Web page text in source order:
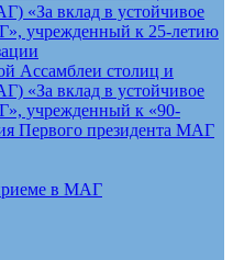
«За вклад в устойчивое
учрежденный к 25-летию
Ассамблеи столиц и
«За вклад в устойчивое
учрежденный к «90-
Первого президента МАГ
в МАГ